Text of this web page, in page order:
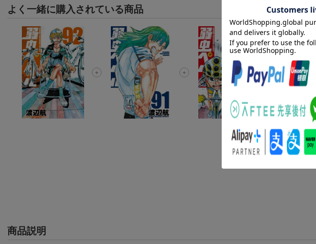
よく一緒に購入されている商品
弱虫ペ
渡辺航
弱虫
渡辺航
2024
弱虫
渡辺航
2025年
商品説明